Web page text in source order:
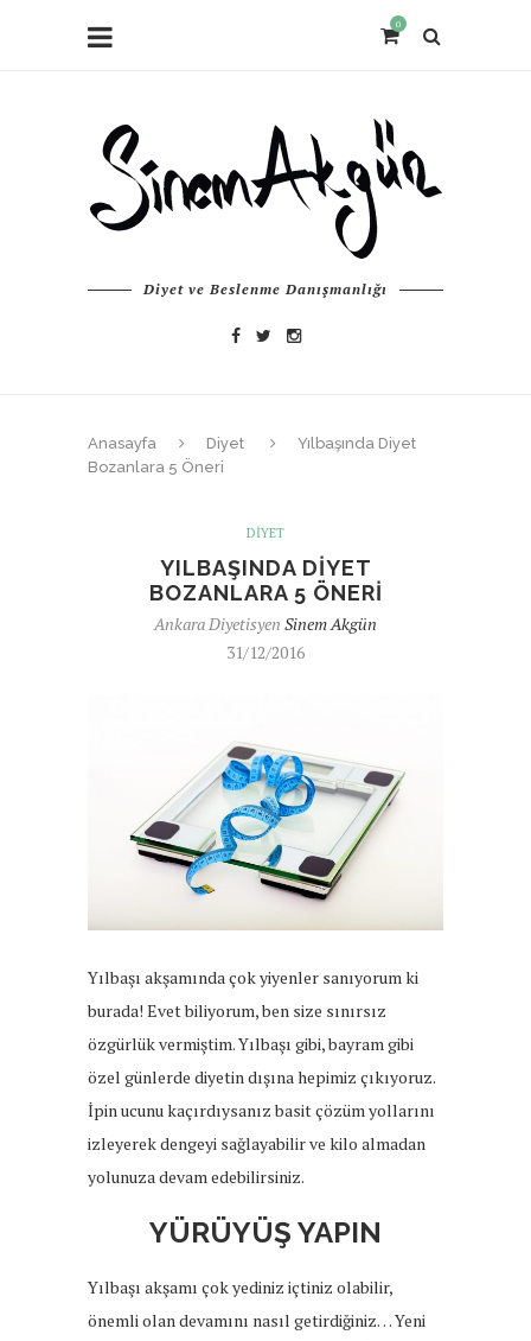
0
Diyet ve Beslenme Danışmanlığı
Anasayfa Diyet
Yılbaşında Diyet
Bozanlara 5 Öneri
DIYET
YILBAŞINDA DIYET
BOZANLARA 5 ÖNERI
Ankara Diyetisyen Sinem Akgün
31/12/2016
Yılbaşı akşamında çok yiyenler sanıyorum ki
burada! Evet biliyorum, ben size sınırsız
özgürlük vermiştim. Yılbaşı gibi, bayram gibi
özel günlerde diyetin dışına hepimiz çıkıyoruz.
İpin ucunu kaçırdıysanız basit çözüm yollarını
izleyerek dengeyi sağlayabilir ve kilo almadan
yolunuza devam edebilirsiniz.
YÜRÜYÜŞ YAPIN
Yılbaşı akşamı çok yediniz içtiniz olabilir,
önemli olan devamını nasıl getirdiğiniz… Yeni